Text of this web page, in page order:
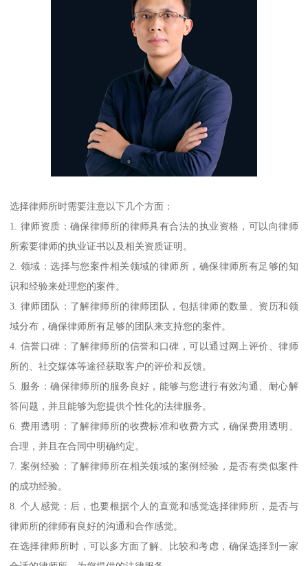
选择律师所时需要注意以下几个方面：
1. 律师资质：确保律师所的律师具有合法的执业资格，可以向律师
所索要律师的执业证书以及相关资质证明。
2. 领域：选择与您案件相关领域的律师所，确保律师所有足够的知
识和经验来处理您的案件。
3. 律师团队：了解律师所的律师团队，包括律师的数量、资历和领
域分布，确保律师所有足够的团队来支持您的案件。
4. 信誉口碑：了解律师所的信誉和口碑，可以通过网上评价、律师
所的、社交媒体等途径获取客户的评价和反馈。
5. 服务：确保律师所的服务良好，能够与您进行有效沟通、耐心解
答问题，并且能够为您提供个性化的法律服务。
6. 费用透明：了解律师所的收费标准和收费方式，确保费用透明、
合理，并且在合同中明确约定。
7. 案例经验：了解律师所在相关领域的案例经验，是否有类似案件
的成功经验。
8. 个人感觉：后，也要根据个人的直觉和感觉选择律师所，是否与
律师所的律师有良好的沟通和合作感觉。
在选择律师所时，可以多方面了解、比较和考虑，确保选择到一家